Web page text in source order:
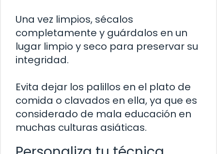
Una vez limpios, sécalos
completamente y guárdalos en un
lugar limpio y seco para preservar su
integridad.
Evita dejar los palillos en el plato de
comida o clavados en ella, ya que es
considerado de mala educación en
muchas culturas asiáticas.